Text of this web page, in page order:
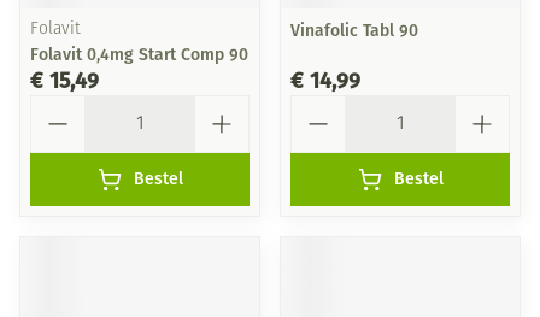
Folavit
Folavit 0,4mg Start Comp 90
€ 15,49
Bestel
Vinafolic Tabl 90
€ 14,99
Bestel